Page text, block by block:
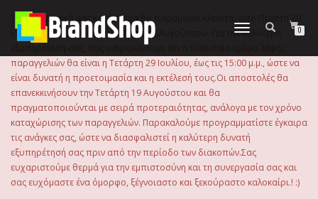
περιεχόμενο
Εναλλαγή
0
Το ηλεκτρονικό μας κατάστημα θα παραμείνει κλειστό, από Πέμπτη 30
Ιουλίου 2026 μέχρι και την Τρίτη 18 Αυγούστου. Για την καλύτερη
εξυπηρέτησή σας, σας ενημερώνουμε ότι η τελευταία ημέρα λήψης
παραγγελιών θα είναι η Τετάρτη 29 Ιουλίου, έως τις 15:00 μ.μ., ώστε να
είναι δυνατή η προετοιμασία και η εκτέλεσή τους.Οι αποστολές θα
επανεκκινήσουν την Τετάρτη 19 Αυγούστου και θα
πραγματοποιούνται με σειρά προτεραιότητας, ανάλογα με τον χρόνο
καταχώρισης των παραγγελιών. Παρακαλούμε προγραμματίστε έγκαιρα
τις ανάγκες σας, ώστε να διασφαλιστεί η καλύτερη δυνατή
εξυπηρέτησή σας πριν από την περίοδο των διακοπών.Σας
ευχαριστούμε θερμά για την εμπιστοσύνη και τη συνεργασία σας και
σας ευχόμαστε ένα όμορφο, ξέγνοιαστο και ξεκούραστο καλοκαίρι.! :)